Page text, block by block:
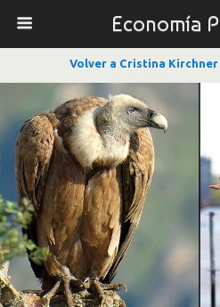
Economía
Volver a Cristina